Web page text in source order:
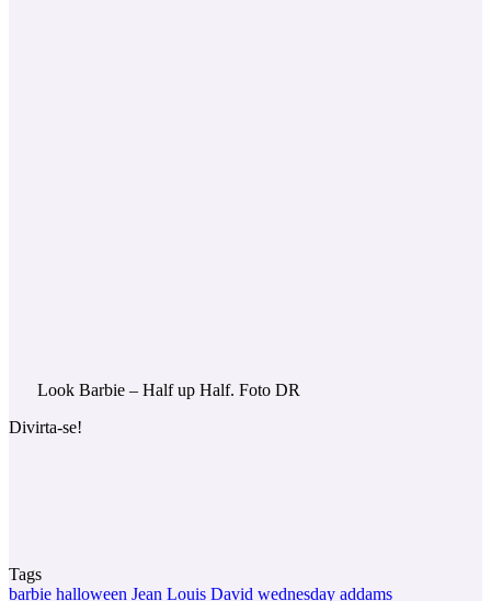
Look Barbie – Half up Half. Foto DR
Divirta-se!
Tags
barbie halloween Jean Louis David wednesday addams